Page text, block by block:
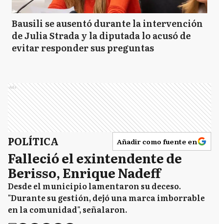
Bausili se ausentó durante la intervención
de Julia Strada y la diputada lo acusó de
evitar responder sus preguntas
Ads
POLÍTICA Añadir como fuente en
Falleció el exintendente de
Berisso, Enrique Nadeff
Desde el municipio lamentaron su deceso.
"Durante su gestión, dejó una marca imborrable
en la comunidad", señalaron.